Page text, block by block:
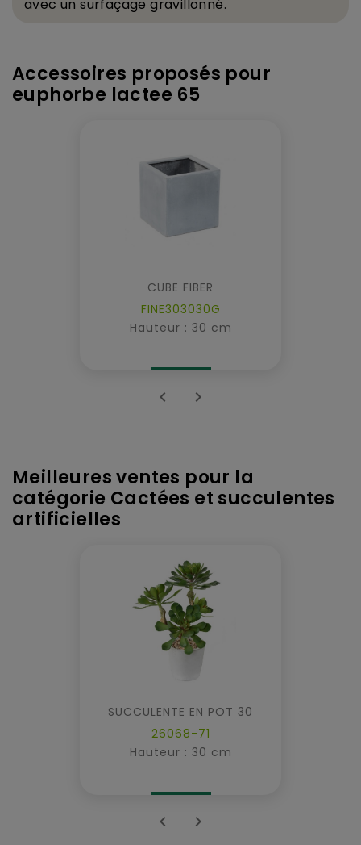
avec un surfaçage gravillonné.
Accessoires proposés pour
euphorbe lactee 65
CUBE FIBER
FINE303030G
Hauteur : 30 cm
 
Meilleures ventes pour la
catégorie Cactées et succulentes
artificielles
SUCCULENTE EN POT 30
26068-71
Hauteur : 30 cm
 